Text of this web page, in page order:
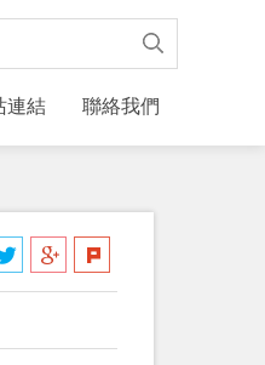
連結 聯絡我們